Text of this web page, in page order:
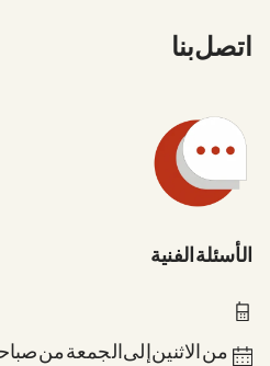
اتصل بنا
الأسئلة الفنية
من الاثنين إلى الجمعة من 8 صباحاً إلى 6 مساءً